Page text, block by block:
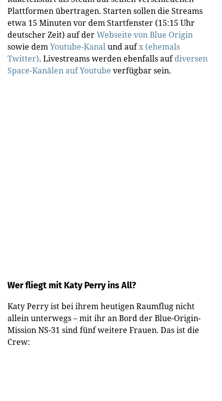
Plattformen übertragen. Starten sollen die Streams
etwa 15 Minuten vor dem Startfenster (15:15 Uhr
deutscher Zeit) auf derWebseite von Blue Origin
sowie demYoutube-Kanalund aufx (ehemals
Twitter). Livestreams werden ebenfalls aufdiversen
Space-Kanälen auf Youtube verfügbar sein.
Wer fliegt mit Katy Perry ins All?
Katy Perry ist bei ihrem heutigen Raumflug nicht
allein unterwegs – mit ihr an Bord der Blue-Origin-
Mission NS-31 sind fünf weitere Frauen. Das ist die
Crew: